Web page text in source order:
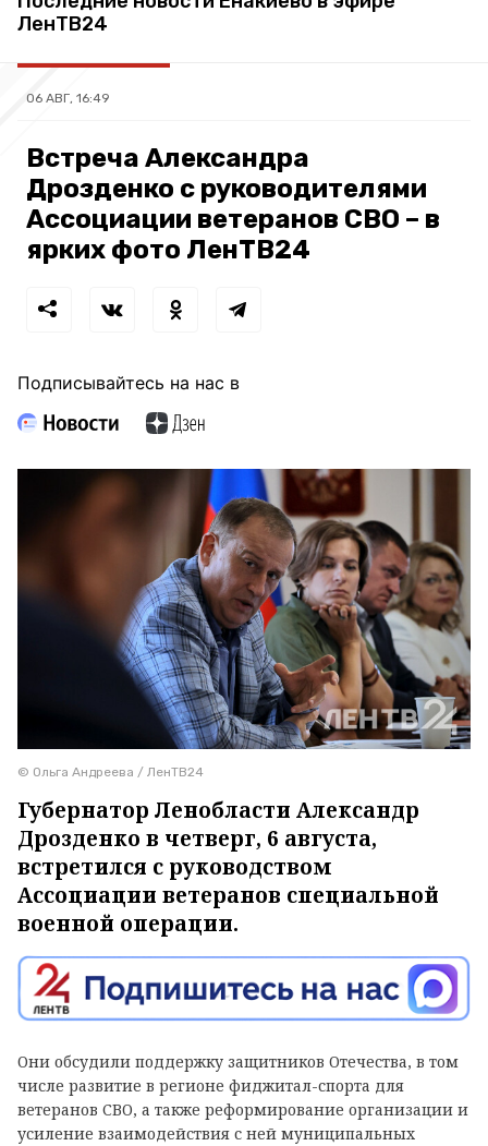
ЛенТВ24
06 АВГ, 16:49
Встреча Александра
Дрозденко с руководителями
Ассоциации ветеранов СВО – в
ярких фото ЛенТВ24
Подписывайтесь на нас в
© Ольга Андреева / ЛенТВ24
Губернатор Ленобласти Александр
Дрозденко в четверг, 6 августа,
встретился с руководством
Ассоциации ветеранов специальной
военной операции.
Они обсудили поддержку защитников Отечества, в том
числе развитие в регионе фиджитал-спорта для
ветеранов СВО, а также реформирование организации и
усиление взаимодействия с ней муниципальных